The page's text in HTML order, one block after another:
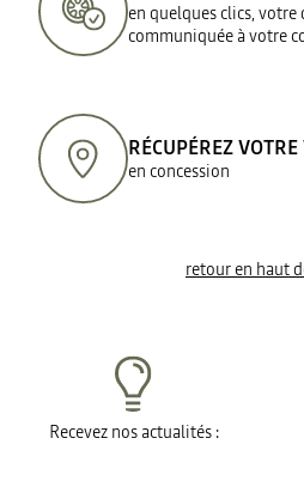
en quelques clics, votre
communiquée à votre
RÉCUPÉREZ
en concession
retour en haut
Recevez nos actualités :